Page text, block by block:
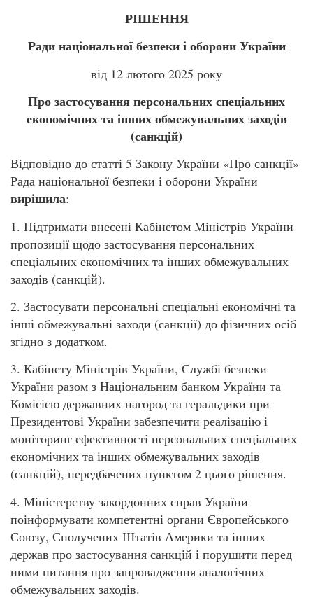
РІШЕННЯ
Ради національної безпеки і оборони України
від 12 лютого 2025 року
Про застосування персональних спеціальних
економічних та інших обмежувальних заходів
(санкцій)
Відповідно до статті 5 Закону України «Про санкції»
Рада національної безпеки і оборони України
вирішила:
1. Підтримати внесені Кабінетом Міністрів України
пропозиції щодо застосування персональних
спеціальних економічних та інших обмежувальних
заходів (санкцій).
2. Застосувати персональні спеціальні економічні та
інші обмежувальні заходи (санкції) до фізичних осіб
згідно з додатком.
3. Кабінету Міністрів України, Службі безпеки
України разом з Національним банком України та
Комісією державних нагород та геральдики при
Президентові України забезпечити реалізацію і
моніторинг ефективності персональних спеціальних
економічних та інших обмежувальних заходів
(санкцій), передбачених пунктом 2 цього рішення.
4. Міністерству закордонних справ України
поінформувати компетентні органи Європейського
Союзу, Сполучених Штатів Америки та інших
держав про застосування санкцій і порушити перед
ними питання про запровадження аналогічних
обмежувальних заходів.